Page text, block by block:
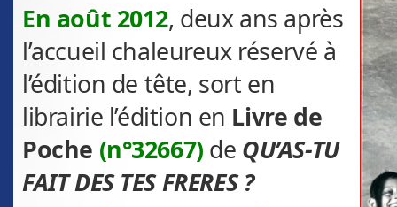
En août 2012, deux ans après
l’accueil chaleureux réservé à
l’édition de tête, sort en
librairie l’édition en Livre de
Poche (n°32667) de QU’AS-TU
FAIT DES TES FRERES ?